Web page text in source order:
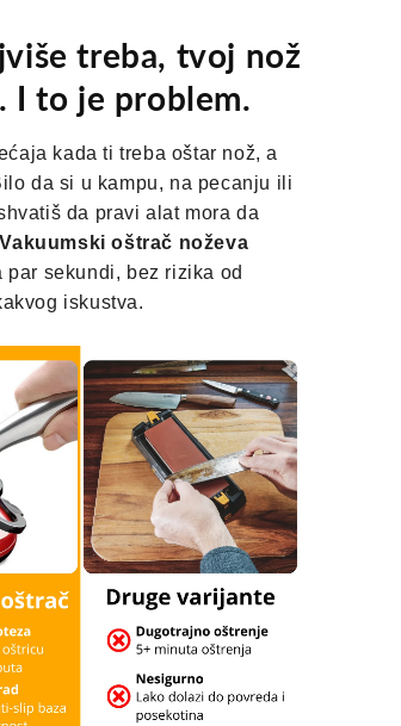
treba, tvoj nož
I to je problem.
kada ti treba oštar nož, a
da si u kampu, na pecanju ili
da pravi alat mora da
Vakuumski oštrač noževa
par sekundi, bez rizika od
iskustva.